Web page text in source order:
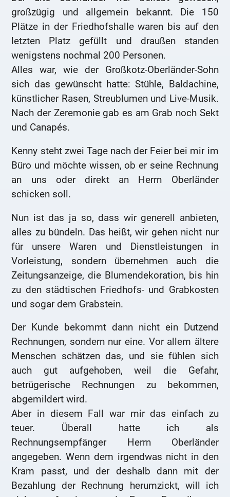
großzügig und allgemein bekannt. Die 150
Plätze in der Friedhofshalle waren bis auf den
letzten Platz gefüllt und draußen standen
wenigstens nochmal 200 Personen.
Alles war, wie der Großkotz-Oberländer-Sohn
sich das gewünscht hatte: Stühle, Baldachine,
künstlicher Rasen, Streublumen und Live-Musik.
Nach der Zeremonie gab es am Grab noch Sekt
und Canapés.
Kenny steht zwei Tage nach der Feier bei mir im
Büro und möchte wissen, ob er seine Rechnung
an uns oder direkt an Herrn Oberländer
schicken soll.
Nun ist das ja so, dass wir generell anbieten,
alles zu bündeln. Das heißt, wir gehen nicht nur
für unsere Waren und Dienstleistungen in
Vorleistung, sondern übernehmen auch die
Zeitungsanzeige, die Blumendekoration, bis hin
zu den städtischen Friedhofs- und Grabkosten
und sogar dem Grabstein.
Der Kunde bekommt dann nicht ein Dutzend
Rechnungen, sondern nur eine. Vor allem ältere
Menschen schätzen das, und sie fühlen sich
auch gut aufgehoben, weil die Gefahr,
betrügerische Rechnungen zu bekommen,
abgemildert wird.
Aber in diesem Fall war mir das einfach zu
teuer. Überall hatte ich als
Rechnungsempfänger Herrn Oberländer
angegeben. Wenn dem irgendwas nicht in den
Kram passt, und der deshalb dann mit der
Bezahlung der Rechnung herumzickt, will ich